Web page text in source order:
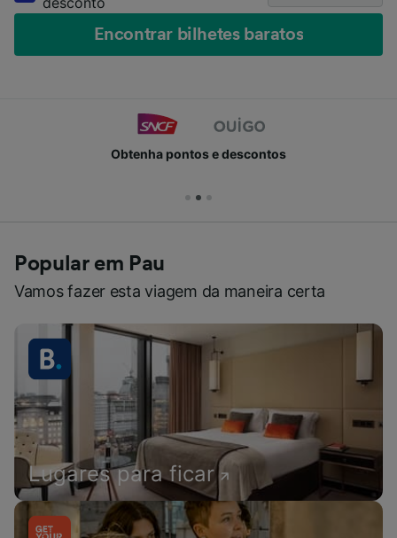
Encontrar bilhetes baratos
Obtenha pontos e descontos
Popular em Pau
Vamos fazer esta viagem da maneira certa
Lugares para ficar